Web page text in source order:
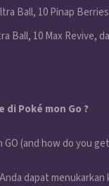
Ball, 10 Pinap
Ball, 10 Max Revive,
di Poké mon Go ?
dapat